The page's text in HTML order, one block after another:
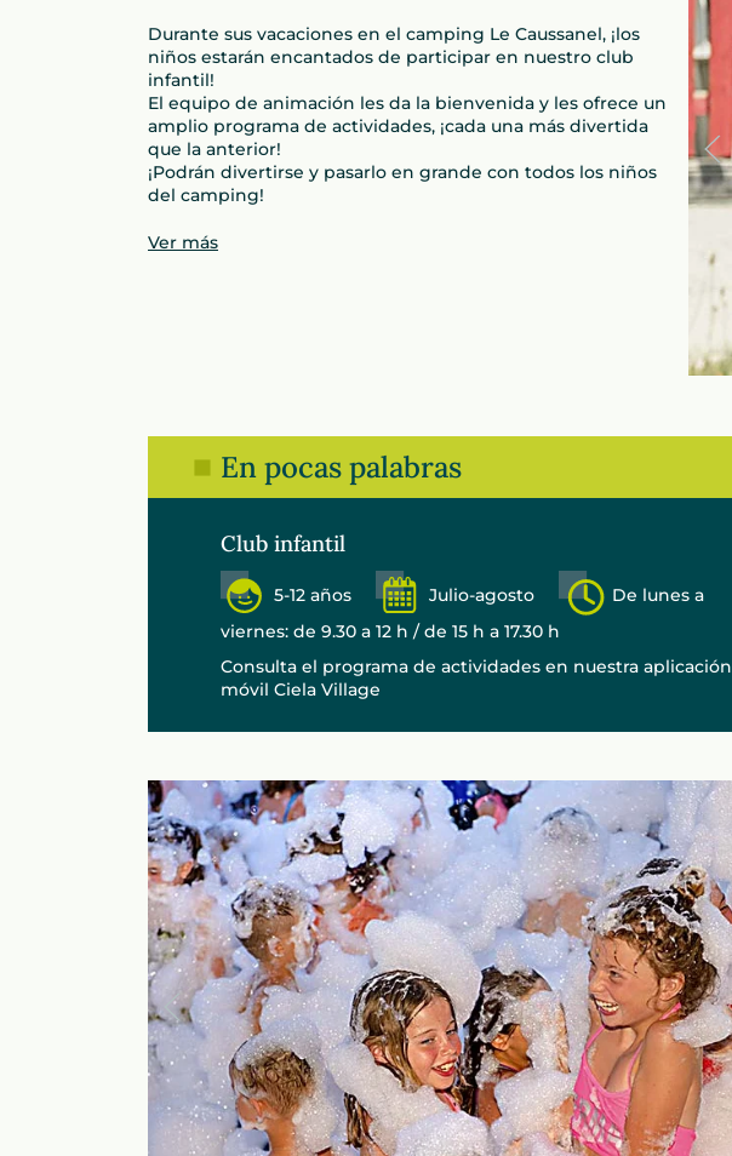
Durante sus vacaciones en el camping Le Caussanel, ¡los
niños estarán encantados de participar en nuestro club
infantil!
El equipo de animación les da la bienvenida y les ofrece un
amplio programa de actividades, ¡cada una más divertida
que la anterior!
¡Podrán divertirse y pasarlo en grande con todos los niños
del camping!
Ver más
En pocas palabras
Club infantil
5-12 años Julio-agosto
De lunes a
viernes: de 9.30 a 12 h / de 15 h a 17.30 h
Consulta el programa de actividades en nuestra aplicación
móvil Ciela Village